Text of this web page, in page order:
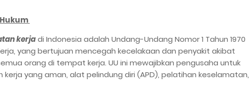
kerjadi Indonesia adalah Undang-Undang Nomor 1 Tahun 1970
yang bertujuan mencegah kecelakaan dan penyakit akibat
orang di tempat kerja. UU ini mewajibkan pengusaha untuk
kerja yang aman, alat pelindung diri (APD), pelatihan keselamatan,